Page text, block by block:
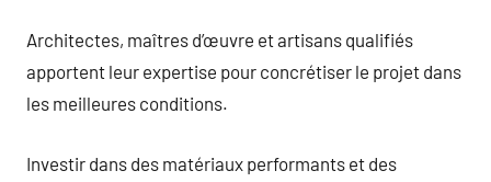
Architectes, maîtres d’œuvre et artisans qualifiés
apportent leur expertise pour concrétiser le projet dans
les meilleures conditions.
Investir dans des matériaux performants et des